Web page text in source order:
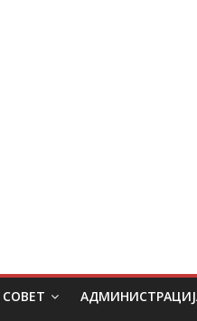
СОВЕТ